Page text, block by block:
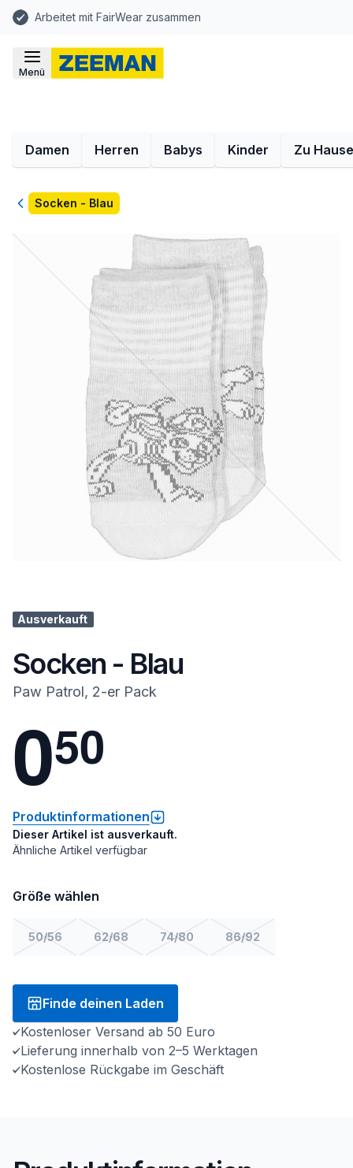
Arbeitet mit FairWear zusammen
Menü
Damen Herren Babys Kinder Zu Hause
ZurückSocken - Blau
Ausverkauft
Socken - Blau
Paw Patrol, 2-er Pack
050
Produktinformationen
Dieser Artikel ist ausverkauft.
Ähnliche Artikel verfügbar
Größe wählen
50/56 62/68 74/80 86/92
Finde deinen Laden
Kostenloser Versand ab 50 Euro
Lieferung innerhalb von 2–5 Werktagen
Kostenlose Rückgabe im Geschäft